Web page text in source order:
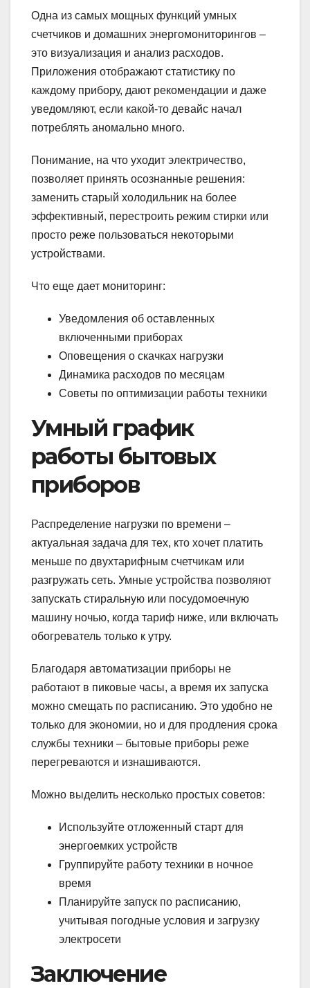
Одна из самых мощных функций умных
счетчиков и домашних энергомониторингов –
это визуализация и анализ расходов.
Приложения отображают статистику по
каждому прибору, дают рекомендации и даже
уведомляют, если какой-то девайс начал
потреблять аномально много.
Понимание, на что уходит электричество,
позволяет принять осознанные решения:
заменить старый холодильник на более
эффективный, перестроить режим стирки или
просто реже пользоваться некоторыми
устройствами.
Что еще дает мониторинг:
Уведомления об оставленных
включенными приборах
Оповещения о скачках нагрузки
Динамика расходов по месяцам
Советы по оптимизации работы техники
Умный график
работы бытовых
приборов
Распределение нагрузки по времени –
актуальная задача для тех, кто хочет платить
меньше по двухтарифным счетчикам или
разгружать сеть. Умные устройства позволяют
запускать стиральную или посудомоечную
машину ночью, когда тариф ниже, или включать
обогреватель только к утру.
Благодаря автоматизации приборы не
работают в пиковые часы, а время их запуска
можно смещать по расписанию. Это удобно не
только для экономии, но и для продления срока
службы техники – бытовые приборы реже
перегреваются и изнашиваются.
Можно выделить несколько простых советов:
Используйте отложенный старт для
энергоемких устройств
Группируйте работу техники в ночное
время
Планируйте запуск по расписанию,
учитывая погодные условия и загрузку
электросети
Заключение